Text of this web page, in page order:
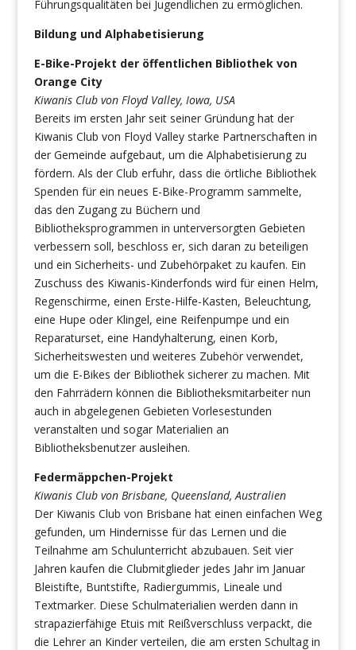
Führungsqualitäten bei Jugendlichen zu ermöglichen.
Bildung und Alphabetisierung
E-Bike-Projekt der öffentlichen Bibliothek von
Orange City
Kiwanis Club von Floyd Valley, Iowa, USA
Bereits im ersten Jahr seit seiner Gründung hat der
Kiwanis Club von Floyd Valley starke Partnerschaften in
der Gemeinde aufgebaut, um die Alphabetisierung zu
fördern. Als der Club erfuhr, dass die örtliche Bibliothek
Spenden für ein neues E-Bike-Programm sammelte,
das den Zugang zu Büchern und
Bibliotheksprogrammen in unterversorgten Gebieten
verbessern soll, beschloss er, sich daran zu beteiligen
und ein Sicherheits- und Zubehörpaket zu kaufen. Ein
Zuschuss des Kiwanis-Kinderfonds wird für einen Helm,
Regenschirme, einen Erste-Hilfe-Kasten, Beleuchtung,
eine Hupe oder Klingel, eine Reifenpumpe und ein
Reparaturset, eine Handyhalterung, einen Korb,
Sicherheitswesten und weiteres Zubehör verwendet,
um die E-Bikes der Bibliothek sicherer zu machen. Mit
den Fahrrädern können die Bibliotheksmitarbeiter nun
auch in abgelegenen Gebieten Vorlesestunden
veranstalten und sogar Materialien an
Bibliotheksbenutzer ausleihen.
Federmäppchen-Projekt
Kiwanis Club von Brisbane, Queensland, Australien
Der Kiwanis Club von Brisbane hat einen einfachen Weg
gefunden, um Hindernisse für das Lernen und die
Teilnahme am Schulunterricht abzubauen. Seit vier
Jahren kaufen die Clubmitglieder jedes Jahr im Januar
Bleistifte, Buntstifte, Radiergummis, Lineale und
Textmarker. Diese Schulmaterialien werden dann in
strapazierfähige Etuis mit Reißverschluss verpackt, die
die Lehrer an Kinder verteilen, die am ersten Schultag in